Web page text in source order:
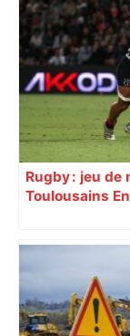
Rugby : jeu de
Toulousains
mouvement,
Décryptage.